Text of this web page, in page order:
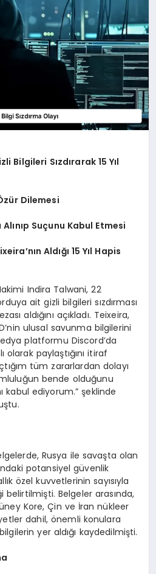
Bilgileri Sızdırarak 15 Yıl
Dilemesi
Suçunu Kabul Etmesi
Aldığı 15 Yıl Hapis
Indira Talwani, 22
ait gizli bilgileri sızdırması
aldığını açıkladı. Teixeira,
ulusal savunma bilgilerini
platformu Discord’da
olarak paylaştığını itiraf
tüm zararlardan dolayı
bende olduğunu
kabul ediyorum.” şeklinde
Rusya ile savaşta olan
potansiyel güvenlik
özel kuvvetlerinin sayısıyla
belirtilmişti. Belgeler arasında,
Kore, Çin ve İran nükleer
dahil, önemli konulara
yer aldığı kaydedilmişti.